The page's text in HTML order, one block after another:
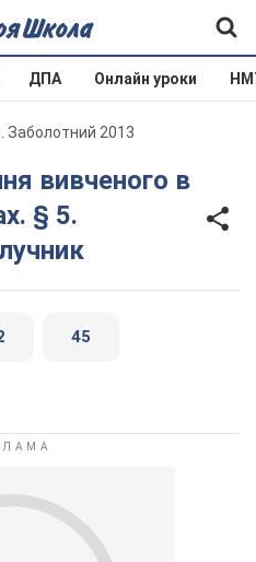
ДПА Онлайн уроки
Заболотний 2013
§ 5.
45